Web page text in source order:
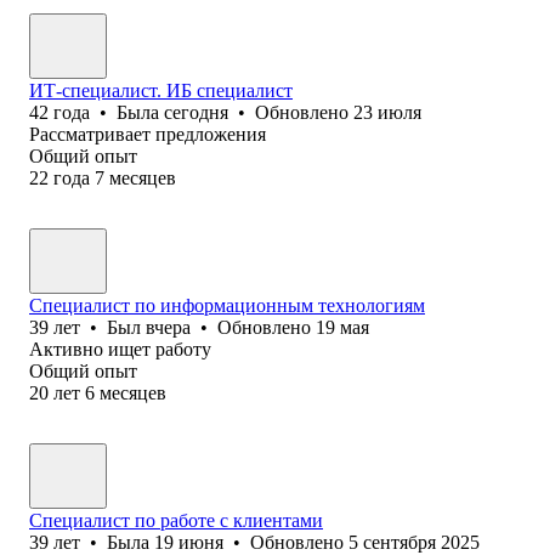
ИТ-специалист. ИБ специалист
42 года • Была сегодня • Обновлено 23 июля
Рассматривает предложения
Общий опыт
22 года 7 месяцев
Специалист по информационным технологиям
39 лет • Был вчера • Обновлено 19 мая
Активно ищет работу
Общий опыт
20 лет 6 месяцев
Специалист по работе с клиентами
39 лет • Была 19 июня • Обновлено 5 сентября 2025